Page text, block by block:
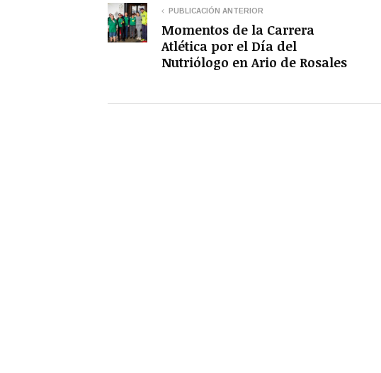
PUBLICACIÓN ANTERIOR
Momentos de la Carrera
Atlética por el Día del
Nutriólogo en Ario de Rosales